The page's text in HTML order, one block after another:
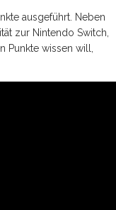
ausgeführt. Neben
zur Nintendo Switch,
wissen will,